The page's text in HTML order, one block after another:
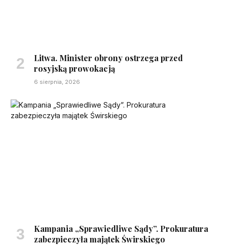
Litwa. Minister obrony ostrzega przed
rosyjską prowokacją
6 sierpnia, 2026
Kampania „Sprawiedliwe Sądy”. Prokuratura
zabezpieczyła majątek Świrskiego